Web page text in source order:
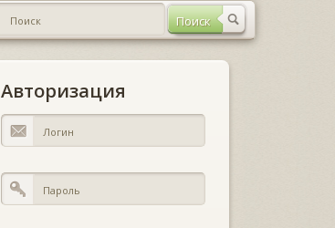
Авторизация